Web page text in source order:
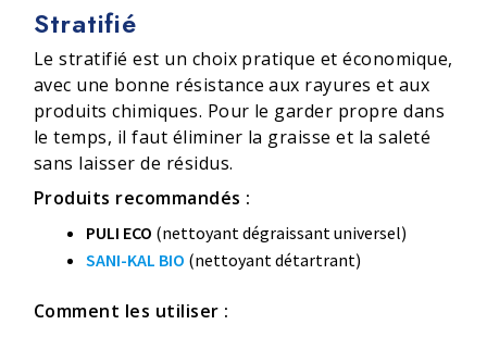
Stratifié
Le stratifié est un choix pratique et économique,
avec une bonne résistance aux rayures et aux
produits chimiques. Pour le garder propre dans
le temps, il faut éliminer la graisse et la saleté
sans laisser de résidus.
Produits recommandés :
PULI ECO (nettoyant dégraissant universel)
SANI-KAL BIO (nettoyant détartrant)
Comment les utiliser :